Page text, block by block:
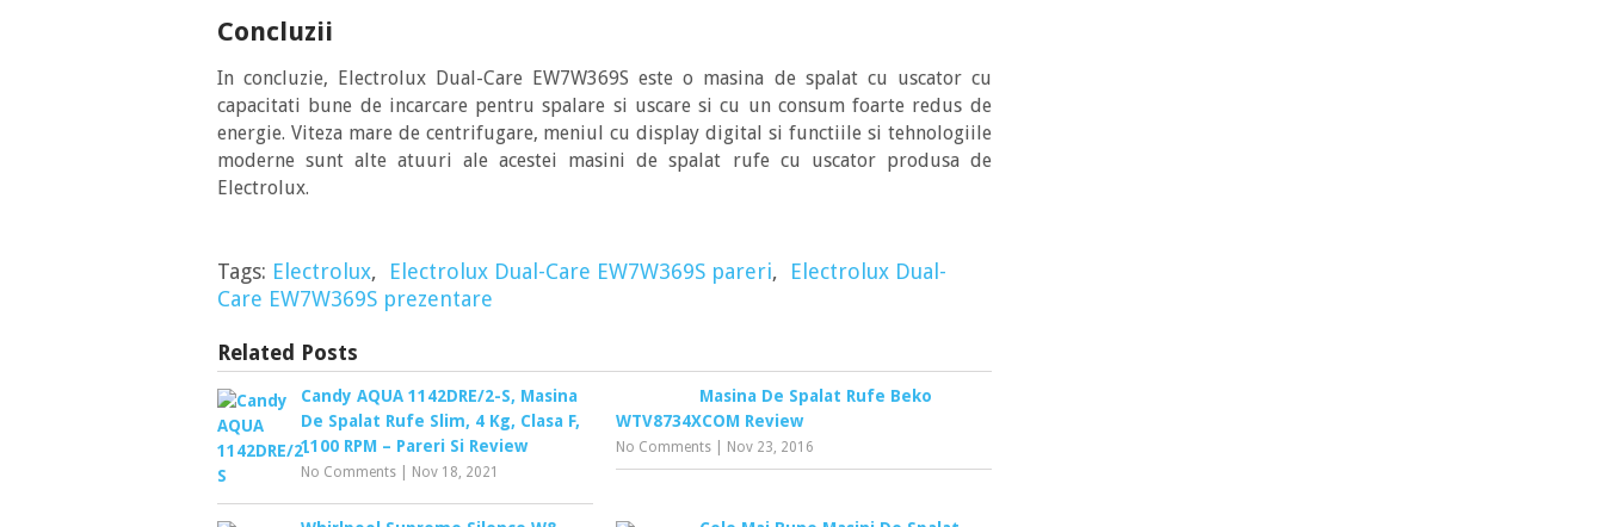
Concluzii
In concluzie, Electrolux Dual-Care EW7W369S este o masina de spalat cu uscator cu
capacitati bune de incarcare pentru spalare si uscare si cu un consum foarte redus de
energie. Viteza mare de centrifugare, meniul cu display digital si functiile si tehnologiile
moderne sunt alte atuuri ale acestei masini de spalat rufe cu uscator produsa de
Electrolux.
Tags: Electrolux, Electrolux Dual-Care EW7W369S pareri,
Electrolux Dual-
Care EW7W369S prezentare
Related Posts
Candy AQUA 1142DRE/2-S, Masina
De Spalat Rufe Slim, 4 Kg, Clasa F,
1100 RPM – Pareri Si Review
No Comments Nov 18, 2021
Masina De Spalat Rufe Beko
WTV8734XCOM Review
No Comments Nov 23, 2016